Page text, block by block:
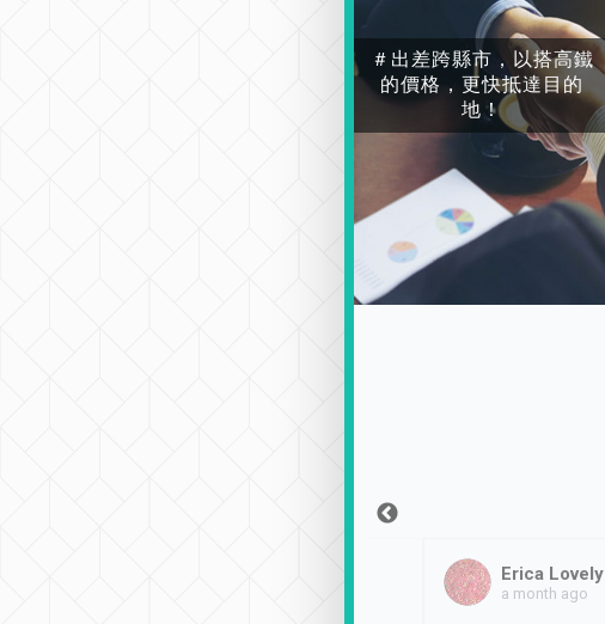
＃出差跨縣市，以搭高鐵
的價格，更快抵達目的
地！
Erica Lovely
a month ago